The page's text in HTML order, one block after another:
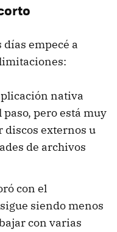
empecé a
nativa
pero está muy
discos externos u
de archivos
con el
siendo menos
con varias